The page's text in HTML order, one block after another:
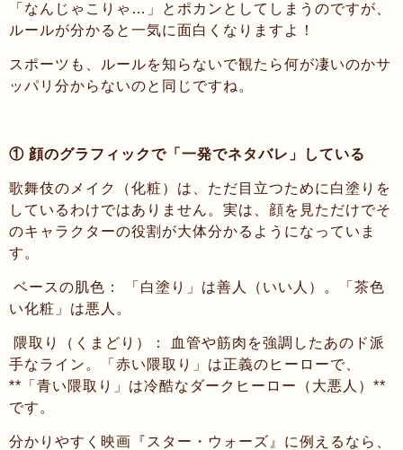
「なんじゃこりゃ…」とポカンとしてしまうのですが、
ルールが分かると一気に面白くなりますよ！
スポーツも、ルールを知らないで観たら何が凄いのかサ
ッパリ分からないのと同じですね。
① 顔のグラフィックで「一発でネタバレ」している
歌舞伎のメイク（化粧）は、ただ目立つために白塗りを
しているわけではありません。実は、顔を見ただけでそ
のキャラクターの役割が大体分かるようになっていま
す。
ベースの肌色： 「白塗り」は善人（いい人）。「茶色
い化粧」は悪人。
隈取り（くまどり）： 血管や筋肉を強調したあのド派
手なライン。「赤い隈取り」は正義のヒーローで、
**「青い隈取り」は冷酷なダークヒーロー（大悪人）**
です。
分かりやすく映画『スター・ウォーズ』に例えるなら、